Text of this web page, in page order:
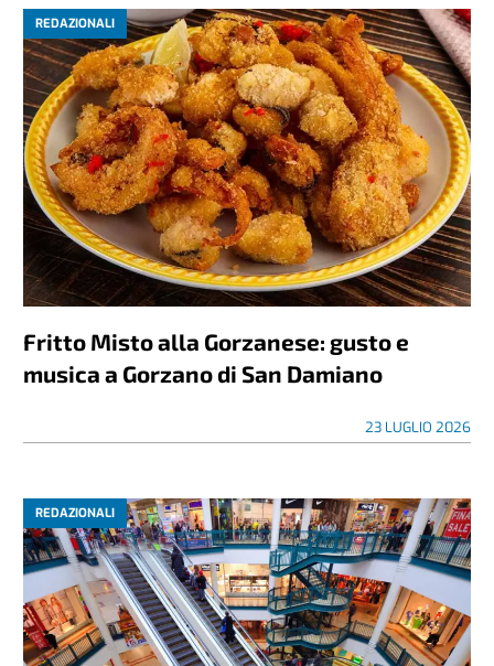
REDAZIONALI
Fritto Misto alla Gorzanese: gusto e
musica a Gorzano di San Damiano
23 LUGLIO 2026
REDAZIONALI